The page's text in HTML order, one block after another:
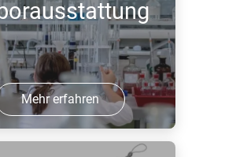
Mehr erfahren